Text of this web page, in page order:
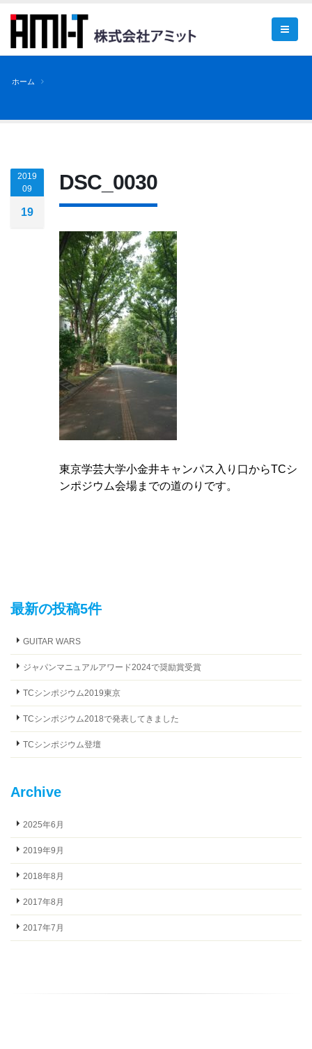
ホーム
2019
09
19
DSC_0030
東京学芸大学小金井キャンパス入り口からTCシ
ンポジウム会場までの道のりです。
最新の投稿5件
GUITAR WARS
ジャパンマニュアルアワード2024で奨励賞受賞
TCシンポジウム2019東京
TCシンポジウム2018で発表してきました
TCシンポジウム登壇
Archive
2025年6月
2019年9月
2018年8月
2017年8月
2017年7月